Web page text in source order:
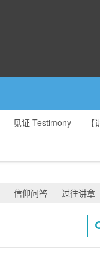
见证 Testimony
信仰问答 过往讲章